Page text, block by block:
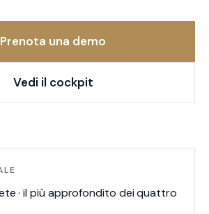
Prenota una demo
Vedi il cockpit
· il più approfondito dei quattro